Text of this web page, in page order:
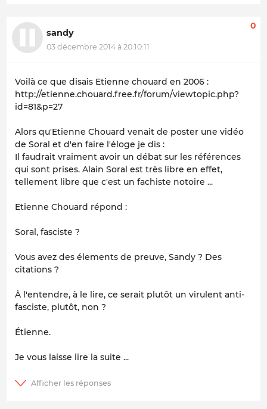
sandy
03 décembre 2014 à 20:10:11
0
Voilà ce que disais Etienne chouard en 2006 :
http://etienne.chouard.free.fr/forum/viewtopic.php?
id=81&p=27
Alors qu'Etienne Chouard venait de poster une vidéo
de Soral et d'en faire l'éloge je dis :
Il faudrait vraiment avoir un débat sur les références
qui sont prises. Alain Soral est très libre en effet,
tellement libre que c'est un fachiste notoire ...
Etienne Chouard répond :
Soral, fasciste ?
Vous avez des élements de preuve, Sandy ? Des
citations ?
À l'entendre, à le lire, ce serait plutôt un virulent anti-
fasciste, plutôt, non ?
Étienne.
Je vous laisse lire la suite ...